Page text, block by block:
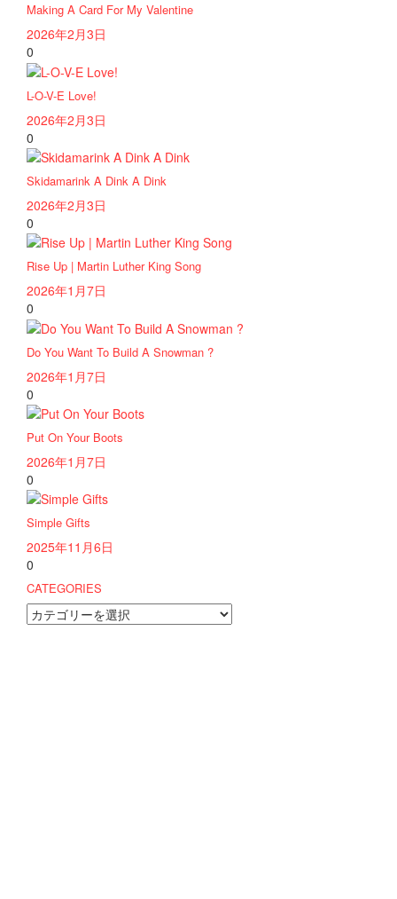
Making A Card For My Valentine
2026年2月3日
0
L-O-V-E Love!
2026年2月3日
0
Skidamarink A Dink A Dink
2026年2月3日
0
Rise Up | Martin Luther King Song
2026年1月7日
0
Do You Want To Build A Snowman ?
2026年1月7日
0
Put On Your Boots
2026年1月7日
0
Simple Gifts
2025年11月6日
0
CATEGORIES
CATEGORIES